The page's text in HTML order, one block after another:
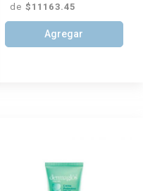
de $11163.45
Agregar